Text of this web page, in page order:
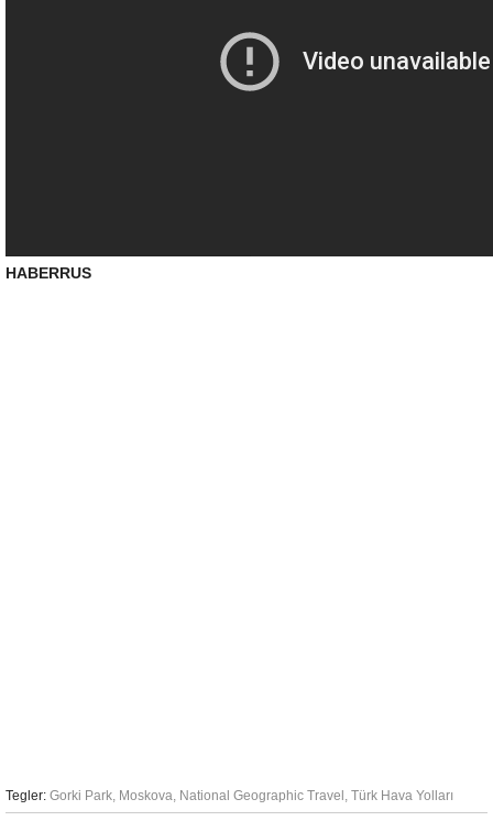
HABERRUS
Tegler: Gorki Park, Moskova, National Geographic Travel , Türk Hava Yolları